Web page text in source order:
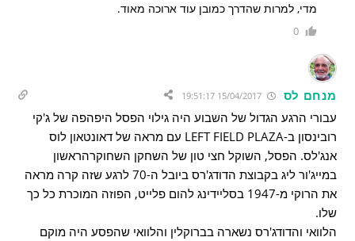
מדי, למרות שהדרך כמובן עוד ארוכה מאוד.
0
מנחם לס 15/04/2017 19:51:17
עבורי הרגע הגדול של השבוע היה גילוי הפסל היפהפה של ג'קי
רובינסון ב-LEFT FIELD PLAZA עם מראה של דאונטאון לוס
אנג'לס. הפסל, השוקל חצי טון של השחקן השחוקרהראשון
במייג'ור ליג בקבוצת הדודג'רס ביובל ה-70 לרגע שזה קרה מראה
את הרוקי מ-1947 בסליידינג להום פלייט, הפוזה המוכרת כל כך
שלו.
הלוואי והדודג'רס נשארה בברוקלין והלוואי שהפסע היה מוקם